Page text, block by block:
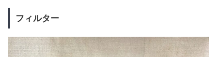
フィルター